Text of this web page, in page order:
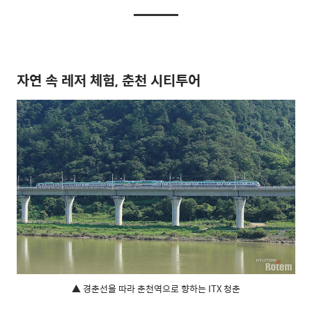
자연 속 레저 체험, 춘천 시티투어
▲ 경춘선을 따라 춘천역으로 향하는 ITX 청춘